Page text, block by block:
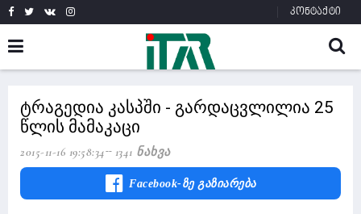
კონტაქტი
ტრაგედია კასპში - გარდაცვლილია 25
წლის მამაკაცი
2015-11-16 19:58:34 1341 Ნახვა
Facebook-Ზე Გაზიარება